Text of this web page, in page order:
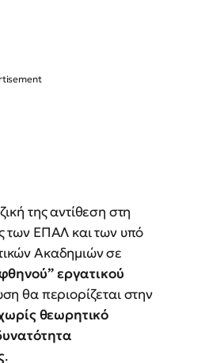
της αντίθεση στη
των ΕΠΑΛ και των υπό
Ακαδημιών σε
εργατικού
θα περιορίζεται στην
θεωρητικό
.